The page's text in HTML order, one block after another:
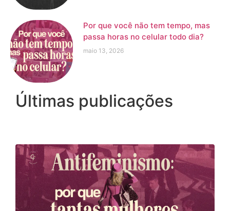
Por que você não tem tempo, mas
passa horas no celular todo dia?
maio 13, 2026
Últimas publicações